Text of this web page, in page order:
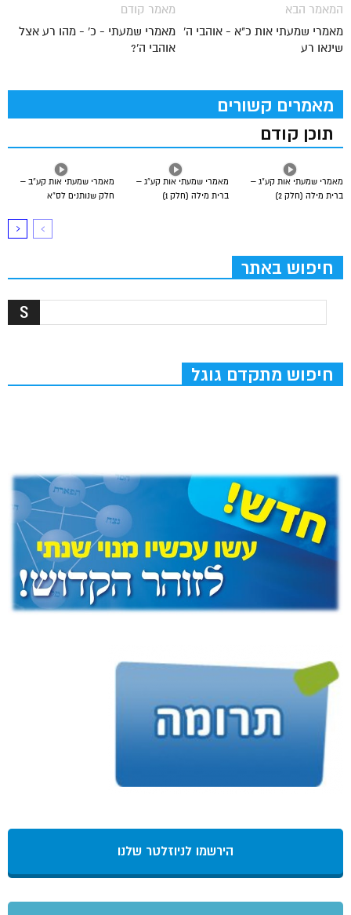
מאמר קודם
מאמרי שמעתי - כ' - מהו רע אצל
אוהבי ה'?
המאמר הבא
מאמרי שמעתי אות כ"א - אוהבי ה'
שינאו רע
מאמרים קשורים
תוכן קודם
מאמרי שמעתי אות קע”ב –
חלק שנותנים לס”א
מאמרי שמעתי אות קע”ג –
ברית מילה (חלק 1)
מאמרי שמעתי אות קע”ג –
ברית מילה (חלק 2)
חיפוש באתר
חיפוש מתקדם גוגל
הירשמו לניוזלטר שלנו